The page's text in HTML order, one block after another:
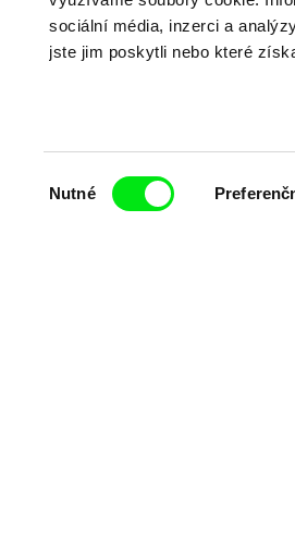
sociální média, inzerci a
jste jim poskytli nebo které
Nutné